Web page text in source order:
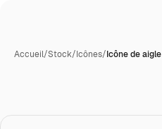
Accueil/Stock/Icônes/Icône de aigle